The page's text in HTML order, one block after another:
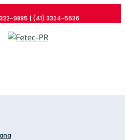
9885 | (41) 3324-5636